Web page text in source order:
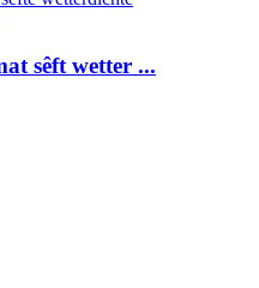
sêft wetter ...